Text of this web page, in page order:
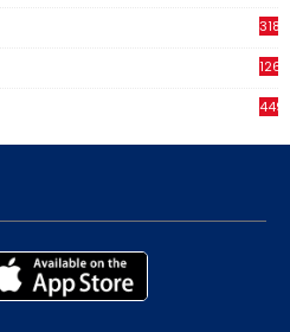
318
1266
449